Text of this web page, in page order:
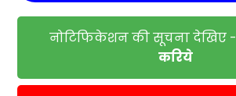
नोटिफिकेशन की सूचना देखिए -
करिये